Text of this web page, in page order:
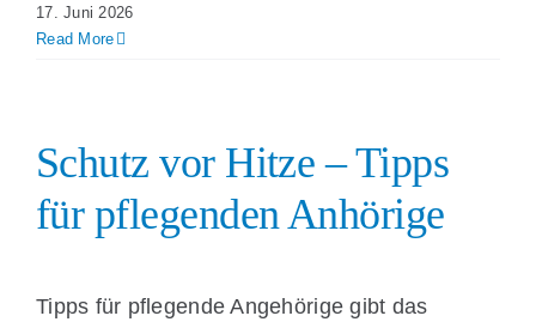
17. Juni 2026
Read More
Schutz vor Hitze – Tipps
für pflegenden Anhörige
Tipps für pflegende Angehörige gibt das